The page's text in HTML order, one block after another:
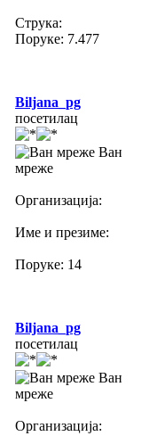
Струка:
Поруке: 7.477
Biljana_pg
посетилац
Ван
мреже
Организација:
Име и презиме:
Поруке: 14
Biljana_pg
посетилац
Ван
мреже
Организација: